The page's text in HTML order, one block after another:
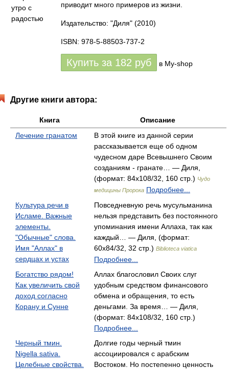
приводит много примеров из жизни.
Издательство: "Диля" (2010)
ISBN: 978-5-88503-737-2
Купить за 182 руб в My-shop
Другие книги автора:
Книга
Описание
Лечение гранатом
В этой книге из данной серии
рассказывается еще об одном
чудесном даре Всевышнего Своим
созданиям - гранате… — Диля,
(формат: 84x108/32, 160 стр.) Чудо
медицины Пророка Подробнее...
Культура речи в
Исламе. Важные
элементы.
"Обычные" слова.
Имя "Аллах" в
сердцах и устах
Повседневную речь мусульманина
нельзя представить без постоянного
упоминания имени Аллаха, так как
каждый… — Диля, (формат:
60x84/32, 32 стр.) Biblioteca viatica
Подробнее...
Богатство рядом!
Как увеличить свой
доход согласно
Корану и Сунне
Аллах благословил Своих слуг
удобным средством финансового
обмена и обращения, то есть
деньгами. За время… — Диля,
(формат: 84x108/32, 160 стр.)
Подробнее...
Черный тмин.
Nigella sativa.
Целебные свойства.
Долгие годы черный тмин
ассоциировался с арабским
Востоком. Но постепенно ценность